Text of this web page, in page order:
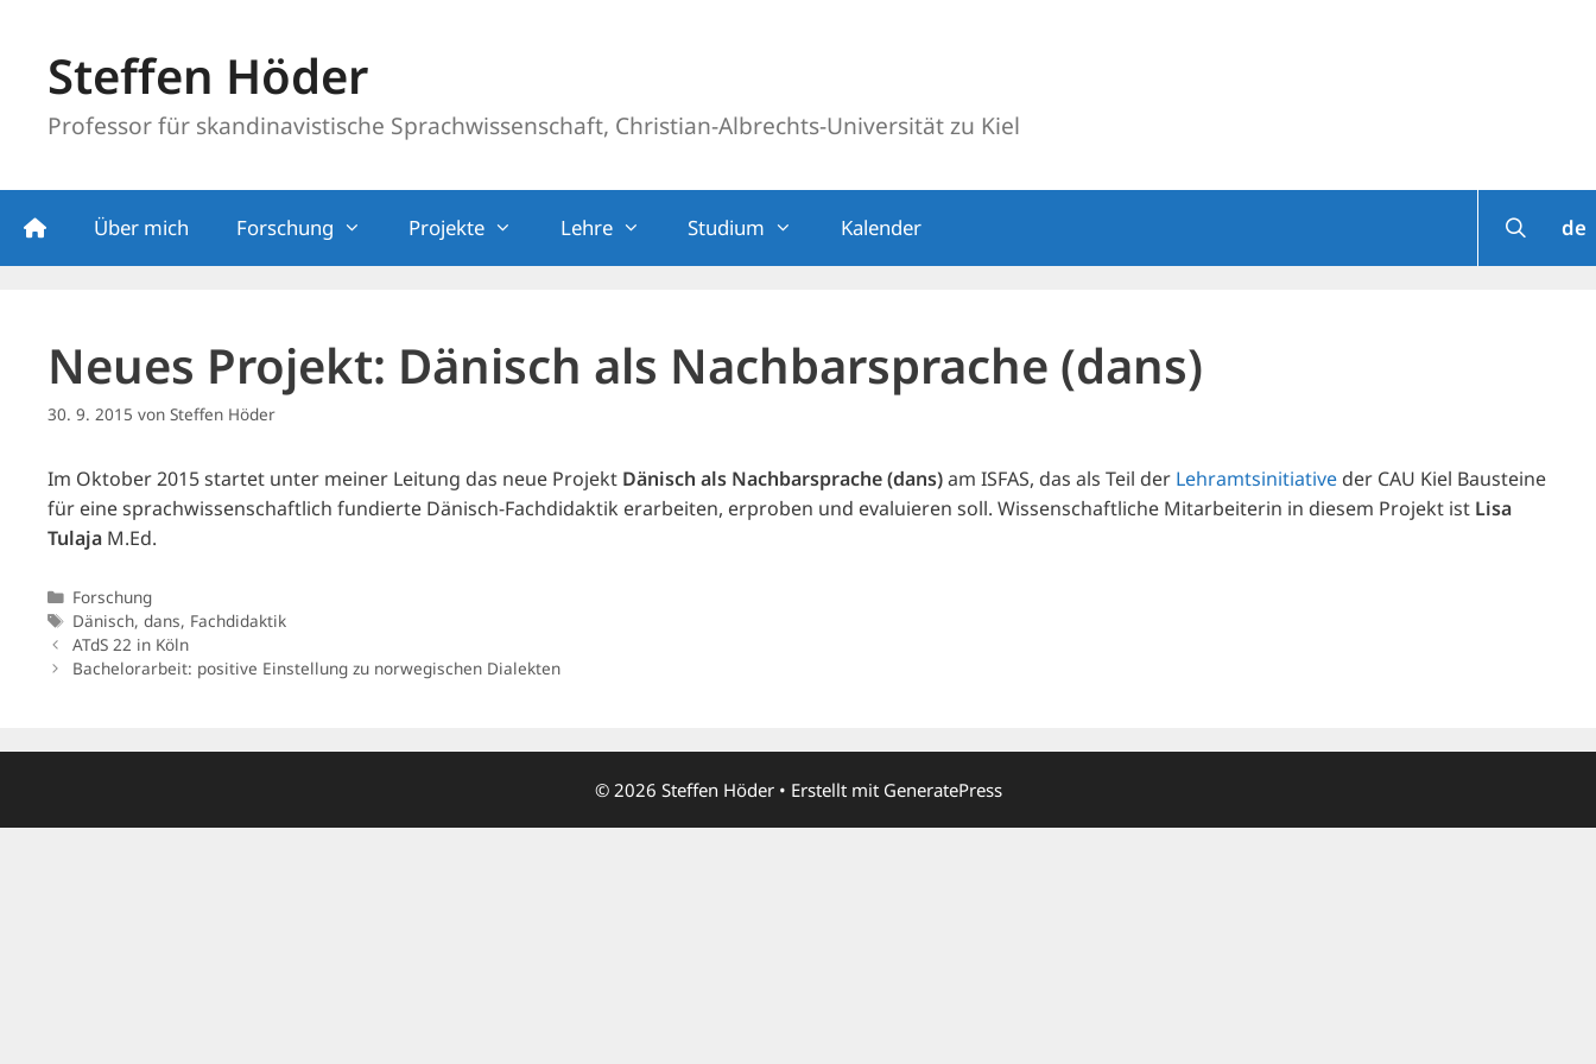
springenSteffen Höder
Professor für skandinavistische Sprachwissenschaft, Christian-Albrechts-Universität zu Kiel
Über mich Forschung Projekte Lehre Studium Kalender de
Neues Projekt: Dänisch als Nachbarsprache (dans)
30. 9. 2015 von Steffen Höder
Im Oktober 2015 startet unter meiner Leitung das neue Projekt Dänisch als Nachbarsprache (dans)am ISFAS, das als Teil der Lehramtsinitiative der CAU Kiel Bausteine
für eine sprachwissenschaftlich fundierte Dänisch-Fachdidaktik erarbeiten, erproben und evaluieren soll. Wissenschaftliche Mitarbeiterin in diesem Projekt ist Lisa
Tulaja M.Ed.
Kategorien
Forschung
Schlagwörter
Dänisch,dans, Fachdidaktik
ATdS 22 in Köln
Bachelorarbeit: positive Einstellung zu norwegischen Dialekten
© 2026 Steffen Höder• Erstellt mit GeneratePress